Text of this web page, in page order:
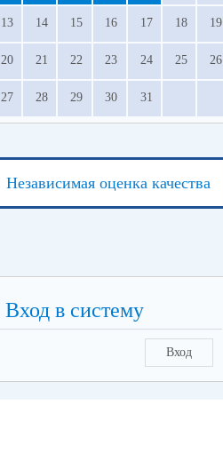
13 14 15 16 17 18 19
20 21 22 23 24 25 26
27 28 29 30 31
Независимая оценка качества
Вход в систему
Вход